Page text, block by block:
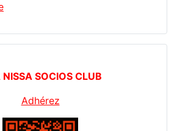
NISSA SOCIOS CLUB
Adhérez